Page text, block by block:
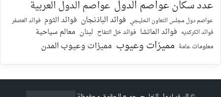
عدد سكان عواصم الدول عواصم الدول العربية
عواصم دول مجلس التعاون الخليجي فوائد الباذنجان فوائد الثوم فوائد العصفر
فوائد الكركديه فوائد الماتشا فوائد خل التفاح لبنان معالم سياحية
معلومات عامة مميزات وعيوب مميزات وعيوب المدن